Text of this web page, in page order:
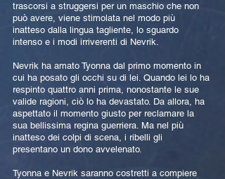
trascorsi a struggersi per un maschio che non
può avere, viene stimolata nel modo più
inatteso dalla lingua tagliente, lo sguardo
intenso e i modi irriverenti di Nevrik.
Nevrik ha amato Tyonna dal primo momento in
cui ha posato gli occhi su di lei. Quando lei lo ha
respinto quattro anni prima, nonostante le sue
valide ragioni, ciò lo ha devastato. Da allora, ha
aspettato il momento giusto per reclamare la
sua bellissima regina guerriera. Ma nel più
inatteso dei colpi di scena, i ribelli gli
presentano un dono avvelenato.
Tyonna e Nevrik saranno costretti a compiere